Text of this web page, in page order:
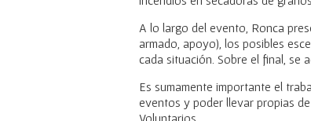
A lo largo del evento, Ronca
armado, apoyo), los posibles
cada situación. Sobre el final, se
Es sumamente importante el
eventos y poder llevar propias
Voluntarios.